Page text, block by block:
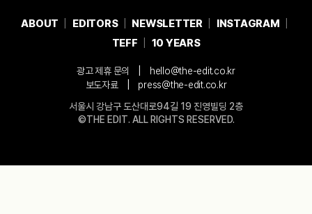
ABOUT EDITORS NEWSLETTER
INSTAGRAM
TEFF
10 YEARS
광고 제휴 문의
hello@the-edit.co.kr
보도자료
press@the-edit.co.kr
서울시 강남구 도산대로94길 19 진영빌딩 2층
©THE EDIT. ALL RIGHTS RESERVED.